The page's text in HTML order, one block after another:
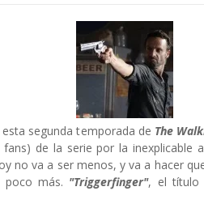
segunda temporada de The
de la serie por la inexplicable
no va a ser menos, y va a hacer
más. "Triggerfinger", el título